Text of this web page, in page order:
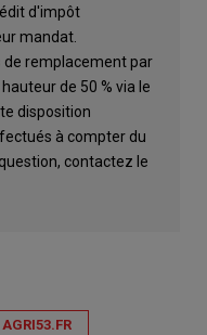
d'impôt
mandat.
de remplacement par
de 50 % via le
disposition
à compter du
contactez le
AGRI53.FR